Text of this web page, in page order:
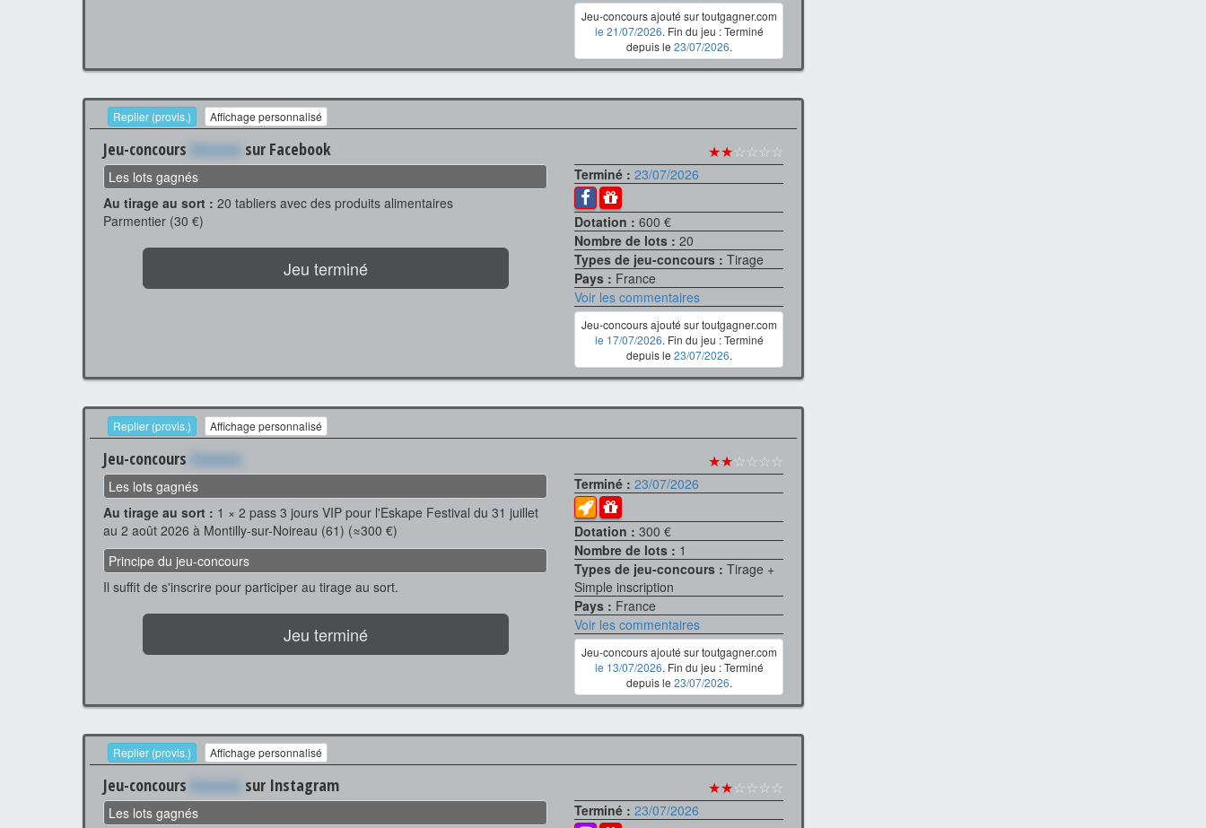
Jeu-concours ajouté sur toutgagner.com
le 21/07/2026. Fin du jeu : Terminé
depuis le 23/07/2026.
Replier (provis.) Affichage personnalisé
Jeu-concours Xxxxxxx sur Facebook ★★☆☆☆☆
Les lots gagnés
Au tirage au sort : 20 tabliers avec des produits alimentaires
Parmentier (30 €)
Jeu terminé
Terminé :23/07/2026
Dotation :600 €
Nombre de lots :20
Types de jeu-concours :Tirage
Pays : France
Voir les commentaires
Jeu-concours ajouté sur toutgagner.com
le 17/07/2026. Fin du jeu : Terminé
depuis le 23/07/2026.
Replier (provis.) Affichage personnalisé
Jeu-concours Xxxxxxx ★★☆☆☆☆
Les lots gagnés
Au tirage au sort : 1 × 2 pass 3 jours VIP pour l'Eskape Festival du 31 juillet
au 2 août 2026 à Montilly-sur-Noireau (61) (≈300 €)
Principe du jeu-concours
Il suffit de s'inscrire pour participer au tirage au sort.
Jeu terminé
Terminé :23/07/2026
Dotation :300 €
Nombre de lots : 1
Types de jeu-concours :Tirage +
Simple inscription
Pays : France
Voir les commentaires
Jeu-concours ajouté sur toutgagner.com
le 13/07/2026. Fin du jeu : Terminé
depuis le 23/07/2026.
Replier (provis.) Affichage personnalisé
Jeu-concours Xxxxxxx sur Instagram ★★☆☆☆☆
Les lots gagnés
Terminé :23/07/2026